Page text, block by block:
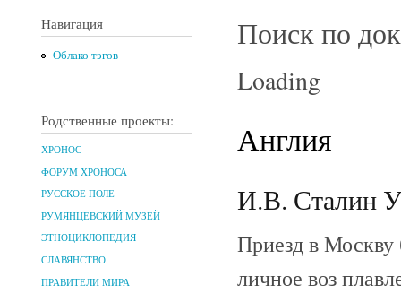
Навигация
Облако тэгов
Родственные проекты:
ХРОНОС
ФОРУМ ХРОНОСА
РУССКОЕ ПОЛЕ
РУМЯНЦЕВСКИЙ МУЗЕЙ
ЭТНОЦИКЛОПЕДИЯ
СЛАВЯНСТВО
ПРАВИТЕЛИ МИРА
Поиск по
Loading
Англия
И.В. Сталин
Приезд в Москву
личное воз